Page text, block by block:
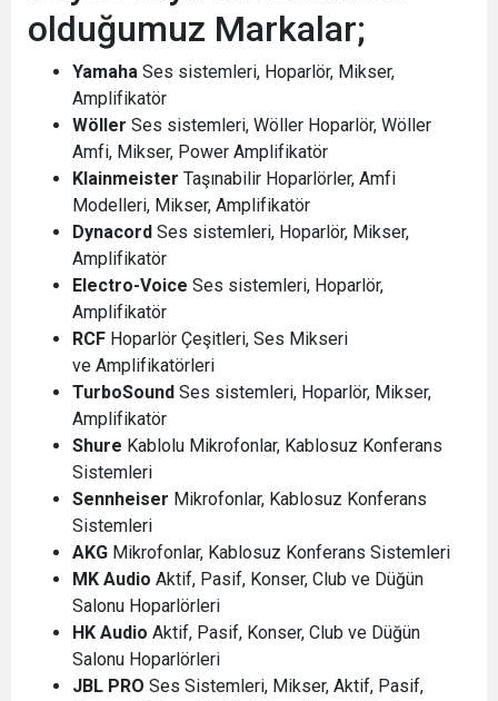
olduğumuz Markalar;
Yamaha Ses sistemleri, Hoparlör, Mikser,
Amplifikatör
Wöller Ses sistemleri, Wöller Hoparlör, Wöller
Amfi, Mikser, Power Amplifikatör
Klainmeister Taşınabilir Hoparlörler, Amfi
Modelleri, Mikser, Amplifikatör
Dynacord Ses sistemleri, Hoparlör, Mikser,
Amplifikatör
Electro-Voice Ses sistemleri, Hoparlör,
Amplifikatör
RCF Hoparlör Çeşitleri, Ses Mikseri
ve Amplifikatörleri
TurboSound Ses sistemleri, Hoparlör, Mikser,
Amplifikatör
Shure Kablolu Mikrofonlar, Kablosuz Konferans
Sistemleri
Sennheiser Mikrofonlar, Kablosuz Konferans
Sistemleri
AKG Mikrofonlar, Kablosuz Konferans Sistemleri
MK Audio Aktif, Pasif, Konser, Club ve Düğün
Salonu Hoparlörleri
HK Audio Aktif, Pasif, Konser, Club ve Düğün
Salonu Hoparlörleri
JBL PRO Ses Sistemleri, Mikser, Aktif, Pasif,